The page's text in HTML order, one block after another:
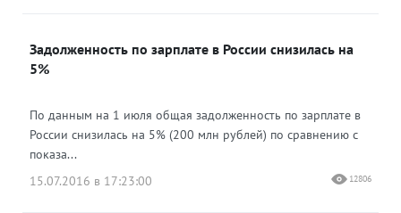
Задолженность по зарплате в России снизилась на
5%
По данным на 1 июля общая задолженность по зарплате в
России снизилась на 5% (200 млн рублей) по сравнению с
показа...
15.07.2016 в 17:23:00
12806